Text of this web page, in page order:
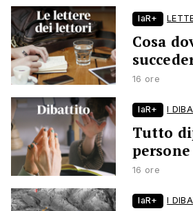
laR+
Cosa
16 ore
laR+ I
Tutto
persone
16 ore
laR+ I